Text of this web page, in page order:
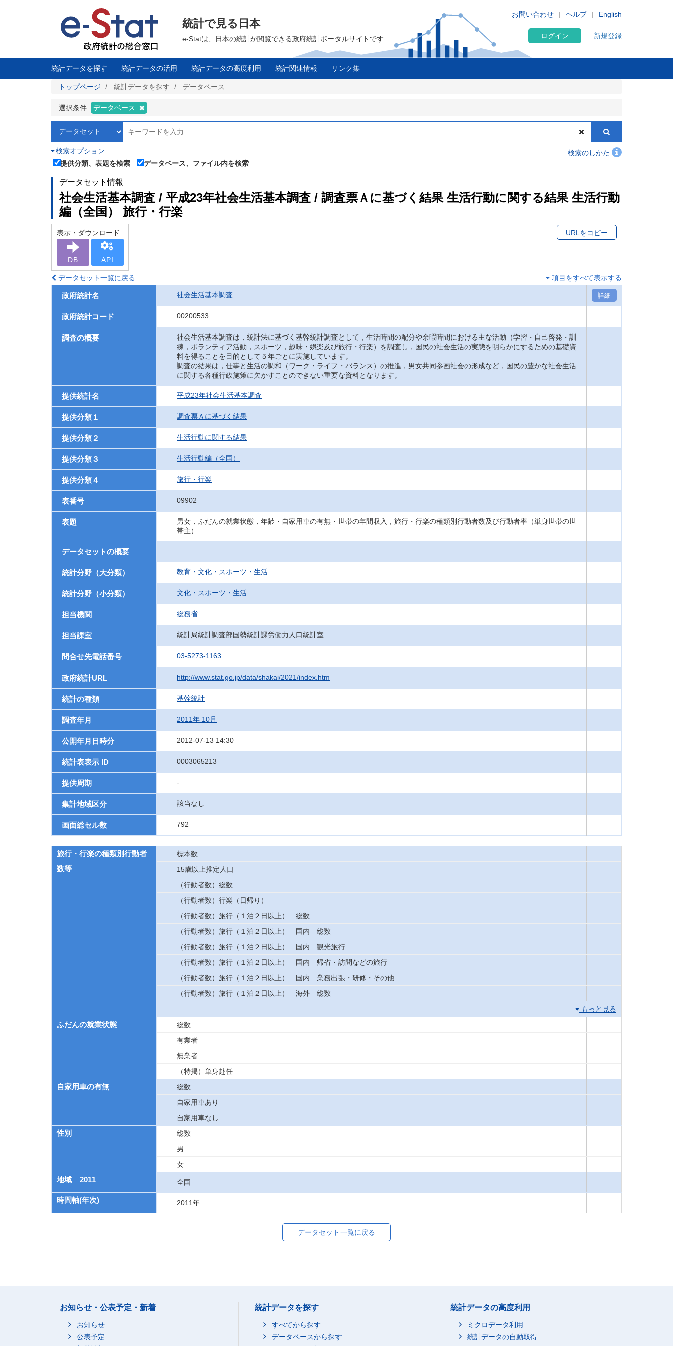
に
English
お問い合わせ ヘルプ
統計で見る日本
e-Statは、日本の統計が閲覧できる政府統計ポータルサイトです ログイン 新規登録
統計データを探す 統計データの活用 統計データの高度利用 統計関連情報 リンク集
トップページ 統計データを探す データベース
選択条件: データベース
検索オプション
検索のしかた
提供分類、表題を検索
データベース、ファイル内を検索
データセット情報
社会生活基本調査 / 平成23年社会生活基本調査 / 調査票Ａに基づく結果 生活行動に関する結果 生活行動
編（全国） 旅行・行楽
表示・ダウンロード
DB API
URLをコピー
データセット一覧に戻る 項目をすべて表示する
政府統計名 社会生活基本調査 詳細
政府統計コード 00200533
調査の概要
社会生活基本調査は，統計法に基づく基幹統計調査として，生活時間の配分や余暇時間における主な活動（学習・自己啓発・訓
練，ボランティア活動，スポーツ，趣味・娯楽及び旅行・行楽）を調査し，国民の社会生活の実態を明らかにするための基礎資
料を得ることを目的として５年ごとに実施しています。
調査の結果は，仕事と生活の調和（ワーク・ライフ・バランス）の推進，男女共同参画社会の形成など，国民の豊かな社会生活
に関する各種行政施策に欠かすことのできない重要な資料となります。
提供統計名 平成23年社会生活基本調査
提供分類１ 調査票Ａに基づく結果
提供分類２ 生活行動に関する結果
提供分類３ 生活行動編（全国）
提供分類４ 旅行・行楽
表番号 09902
表題
男女，ふだんの就業状態，年齢・自家用車の有無・世帯の年間収入，旅行・行楽の種類別行動者数及び行動者率（単身世帯の世
帯主）
データセットの概要
統計分野（大分類） 教育・文化・スポーツ・生活
統計分野（小分類） 文化・スポーツ・生活
担当機関 総務省
担当課室 統計局統計調査部国勢統計課労働力人口統計室
問合せ先電話番号 03-5273-1163
政府統計URL http://www.stat.go.jp/data/shakai/2021/index.htm
統計の種類 基幹統計
調査年月 2011年 10月
公開年月日時分 2012-07-13 14:30
統計表表示 ID 0003065213
提供周期 -
集計地域区分 該当なし
画面総セル数 792
旅行・行楽の種類別行動者
数等
標本数
15歳以上推定人口
（行動者数）総数
（行動者数）行楽（日帰り）
（行動者数）旅行（１泊２日以上） 総数
（行動者数）旅行（１泊２日以上） 国内 総数
（行動者数）旅行（１泊２日以上） 国内 観光旅行
（行動者数）旅行（１泊２日以上） 国内 帰省・訪問などの旅行
（行動者数）旅行（１泊２日以上） 国内 業務出張・研修・その他
（行動者数）旅行（１泊２日以上） 海外 総数
もっと見る
ふだんの就業状態
総数
有業者
無業者
（特掲）単身赴任
自家用車の有無
総数
自家用車あり
自家用車なし
性別
総数
男
女
地域 _ 2011 全国
時間軸(年次) 2011年
データセット一覧に戻る
お知らせ・公表予定・新着
お知らせ
公表予定
統計データを探す
すべてから探す
データベースから探す
統計データの高度利用
ミクロデータ利用
統計データの自動取得